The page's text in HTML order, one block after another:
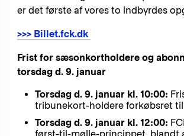
er det første af vores to indbyrdes
>>> Billet.fck.dk
Frist for sæsonkortholdere og
torsdag d. 9. januar
Torsdag d. 9. januar kl. 10:00:
tribunekort-holdere forkøbsret til
Torsdag d. 9. januar kl. 12:00: